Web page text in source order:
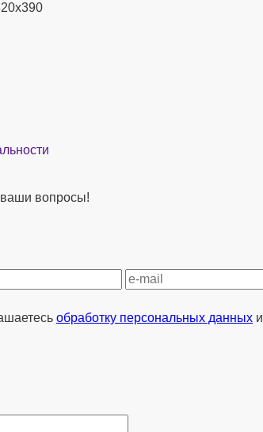
вопросы!
обработку персональных данных и